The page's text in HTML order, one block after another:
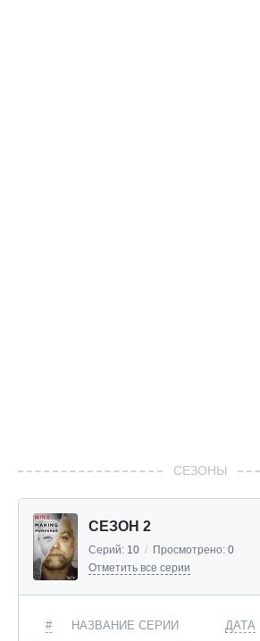
СЕЗОНЫ
СЕЗОН 2
Серий: 10 / Просмотрено: 0
Отметить все серии
# НАЗВАНИЕ СЕРИИ ДАТА